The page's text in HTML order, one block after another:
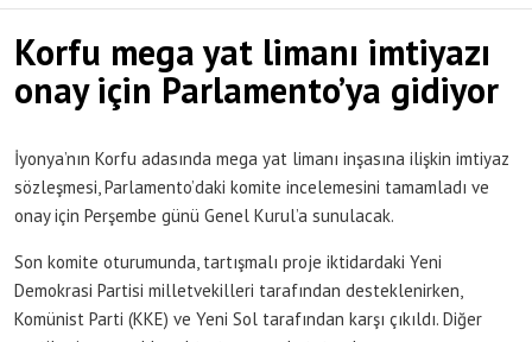
Korfu mega yat limanı imtiyazı
onay için Parlamento’ya gidiyor
İyonya’nın Korfu adasında mega yat limanı inşasına ilişkin imtiyaz
sözleşmesi, Parlamento’daki komite incelemesini tamamladı ve
onay için Perşembe günü Genel Kurul’a sunulacak.
Son komite oturumunda, tartışmalı proje iktidardaki Yeni
Demokrasi Partisi milletvekilleri tarafından desteklenirken,
Komünist Parti (KKE) ve Yeni Sol tarafından karşı çıkıldı. Diğer